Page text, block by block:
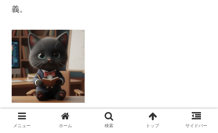
義。
ももたろう君（生徒代表）
当学園の唯一の生徒。投資の勉強中。教授とマンツーマ
メニュー ホーム 検索 トップ サイドバー